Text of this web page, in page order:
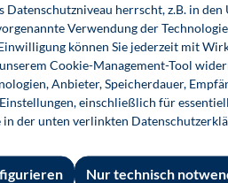
und
Einstellungen
Datenschutzniveau herrscht, z.B. in
Verwendung der
können Sie jederzeit mit
Cookie-Management-Tool
Anbieter, Speicherdauer,
einschließlich für
in der unten verlinkten
Nur technisch